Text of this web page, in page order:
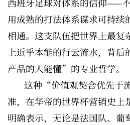
西班牙足球对体系的信仰——
用成熟的打法体系谋求可持
相通。这支队伍把世界上最复
上近乎本能的行云流水，背
产品的人能懂”的专业哲学。
这种“价值观契合优先于
准，在华帝的世界杯营销史上
明确表示，无论是法国队、葡